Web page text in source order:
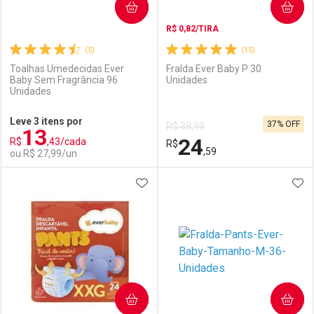
Comprar sem Desconto
Por R$ 18,99/cada
Comprar sem Desconto
Por R$ 18,99/cada
Comprar sem Desconto
Por R$ 36,11/cada
Comprar sem Desconto
Por R$ 36,11/cada
(5)
Toalhas Umedecidas Ever
Baby Sem Fragrância 96
Unidades
Leve 3 itens por
R$13,43/cada
ou R$ 27,99/un
COMPRAR
Laboratório
Por Menos
(15)
R$ 0,82/TIRA
Fralda Ever Baby P 30
Unidades
R$ 38,99
R$24,59
37% OFF
COMPRAR
Laboratório
Por Menos
ADICIONAR AOS FAVORITOS
COMPRAR COMPRAR